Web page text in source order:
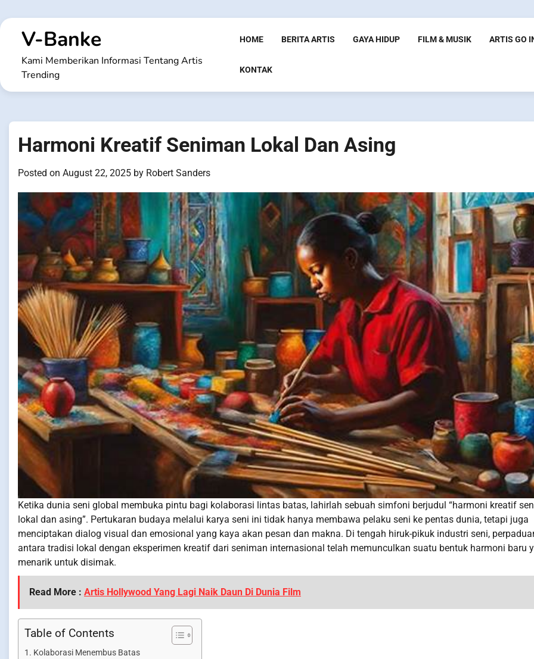
to
contentV-Banke
Kami Memberikan Informasi Tentang Artis
Trending
HOME BERITA ARTIS GAYA HIDUP FILM & MUSIK ARTIS GO
KONTAK
Harmoni Kreatif Seniman Lokal Dan Asing
Posted on August 22, 2025 by Robert Sanders
Ketika dunia seni global membuka pintu bagi kolaborasi lintas batas, lahirlah sebuah simfoni berjudul “harmoni kreatif
lokal dan asing”. Pertukaran budaya melalui karya seni ini tidak hanya membawa pelaku seni ke pentas dunia, tetapi juga
menciptakan dialog visual dan emosional yang kaya akan pesan dan makna. Di tengah hiruk-pikuk industri seni,
antara tradisi lokal dengan eksperimen kreatif dari seniman internasional telah memunculkan suatu bentuk harmoni baru
menarik untuk disimak.
Read More : Artis Hollywood Yang Lagi Naik Daun Di Dunia Film
Table of Contents
Kolaborasi Menembus Batas